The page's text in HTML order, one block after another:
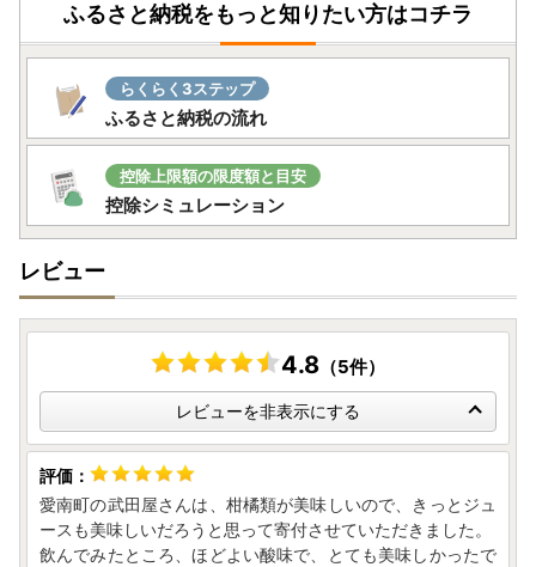
ふるさと納税をもっと知りたい方はコチラ
らくらく3ステップ
ふるさと納税の流れ
控除上限額の限度額と目安
控除シミュレーション
レビュー
4.8 （5件）
レビューを非表示にする
愛南町の武田屋さんは、柑橘類が美味しいので、きっとジュ
ースも美味しいだろうと思って寄付させていただきました。
飲んでみたところ、ほどよい酸味で、とても美味しかったで